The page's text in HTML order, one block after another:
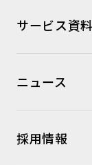
サービス資
ニュース
採用情報